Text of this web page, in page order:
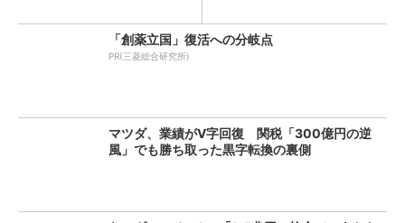
「創薬立国」復活への分岐点
PR(三菱総合研究所)
マツダ、業績がV字回復 関税「300億円の逆
風」でも勝ち取った黒字転換の裏側